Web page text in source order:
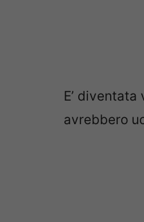
E’
avrebbero